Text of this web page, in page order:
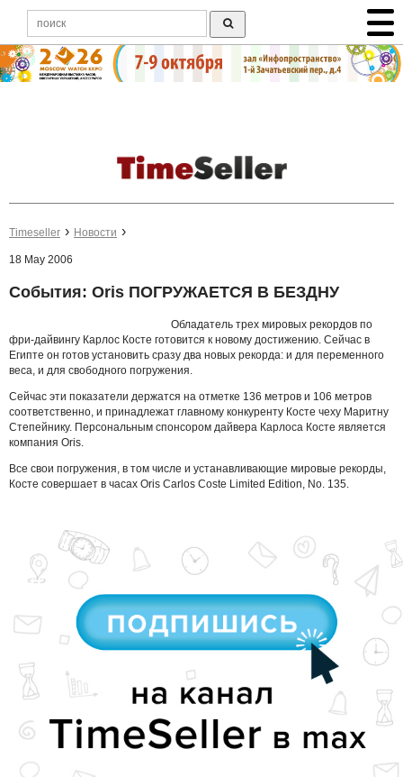
Timeseller Новости
18 May 2006
События: Oris ПОГРУЖАЕТСЯ В БЕЗДНУ
Обладатель трех мировых рекордов по
фри-дайвингу Карлос Косте готовится к новому достижению. Сейчас в
Египте он готов установить сразу два новых рекорда: и для переменного
веса, и для свободного погружения.
Сейчас эти показатели держатся на отметке 136 метров и 106 метров
соответственно, и принадлежат главному конкуренту Косте чеху Маритну
Степейнику. Персональным спонсором дайвера Карлоса Косте является
компания Oris.
Все свои погружения, в том числе и устанавливающие мировые рекорды,
Косте совершает в часах Oris Carlos Coste Limited Edition, No. 135.